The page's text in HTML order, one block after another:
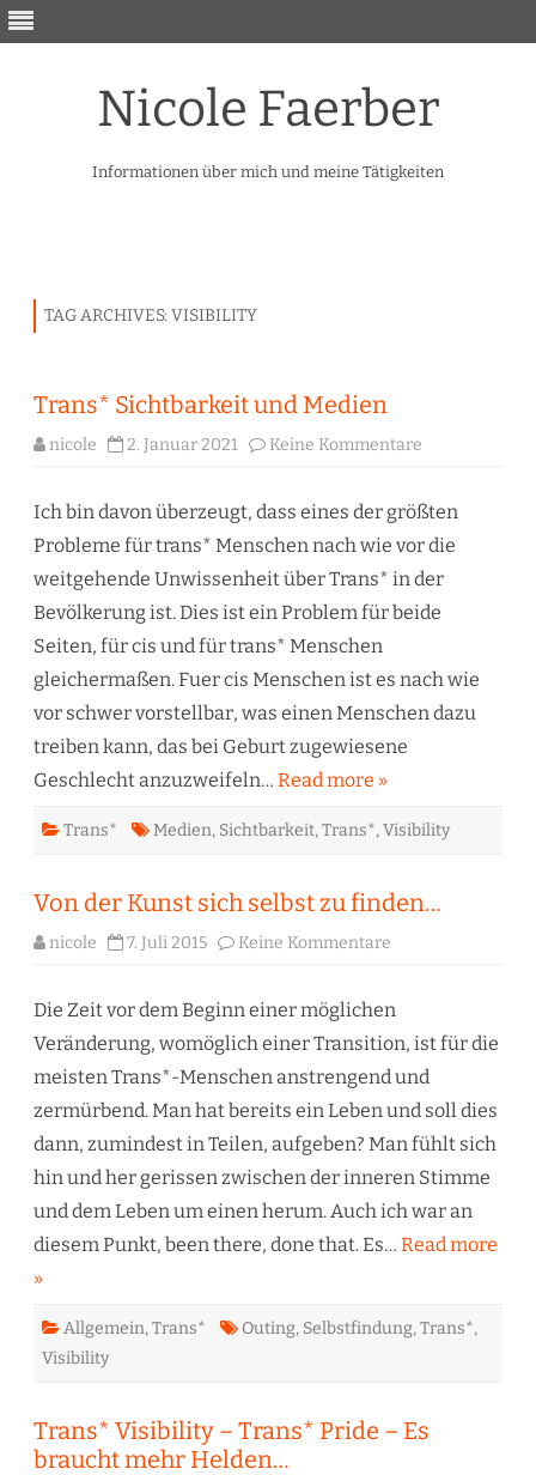
Nicole Faerber
Informationen über mich und meine Tätigkeiten
TAG ARCHIVES: VISIBILITY
Trans* Sichtbarkeit und Medien
nicole 2. Januar 2021 Keine Kommentare
Medien
Ich bin davon überzeugt, dass eines der größten
Probleme für trans* Menschen nach wie vor die
weitgehende Unwissenheit über Trans* in der
Bevölkerung ist. Dies ist ein Problem für beide
Seiten, für cis und für trans* Menschen
gleichermaßen. Fuer cis Menschen ist es nach wie
vor schwer vorstellbar, was einen Menschen dazu
treiben kann, das bei Geburt zugewiesene
Geschlecht anzuzweifeln… Read more »
Trans* Medien, Sichtbarkeit,Trans*,Visibility
Von der Kunst sich selbst zu finden…
nicole 7. Juli 2015 Keine Kommentare
sich
zu
finden…
Die Zeit vor dem Beginn einer möglichen
Veränderung, womöglich einer Transition, ist für die
meisten Trans*-Menschen anstrengend und
zermürbend. Man hat bereits ein Leben und soll dies
dann, zumindest in Teilen, aufgeben? Man fühlt sich
hin und her gerissen zwischen der inneren Stimme
und dem Leben um einen herum. Auch ich war an
diesem Punkt, been there, done that. Es… Read more
»
Allgemein,Trans* Outing, Selbstfindung,Trans*,
Visibility
Trans* Visibility – Trans* Pride – Es
braucht mehr Helden…